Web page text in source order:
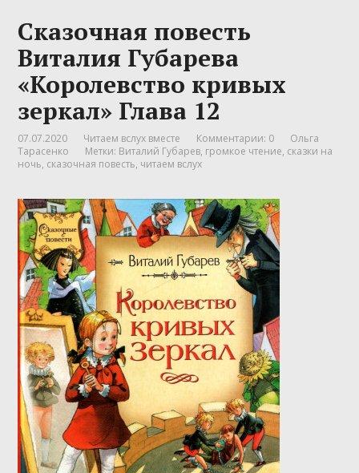
Сказочная повесть
Виталия Губарева
«Королевство кривых
зеркал» Глава 12
07.07.2020 Читаем вслух вместе Комментарии: 0
Ольга
Тарасенко
Метки: Виталий Губарев, громкое чтение, сказки на
ночь, сказочная повесть, читаем вслух